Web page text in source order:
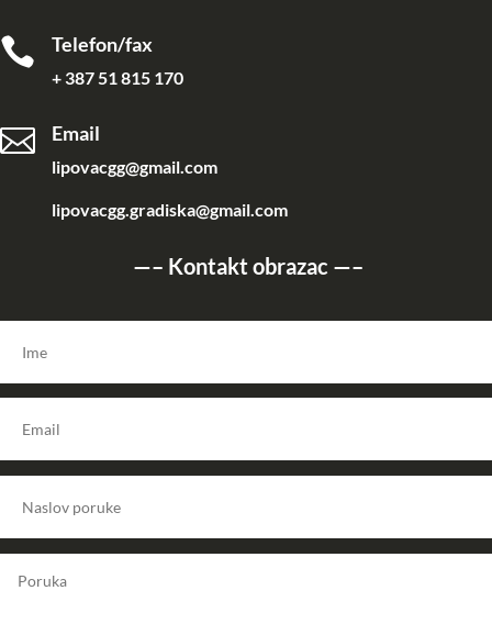
 Telefon/fax
+ 387 51 815 170
 Email
lipovacgg@gmail.com
lipovacgg.gradiska@gmail.com
—– Kontakt obrazac —–